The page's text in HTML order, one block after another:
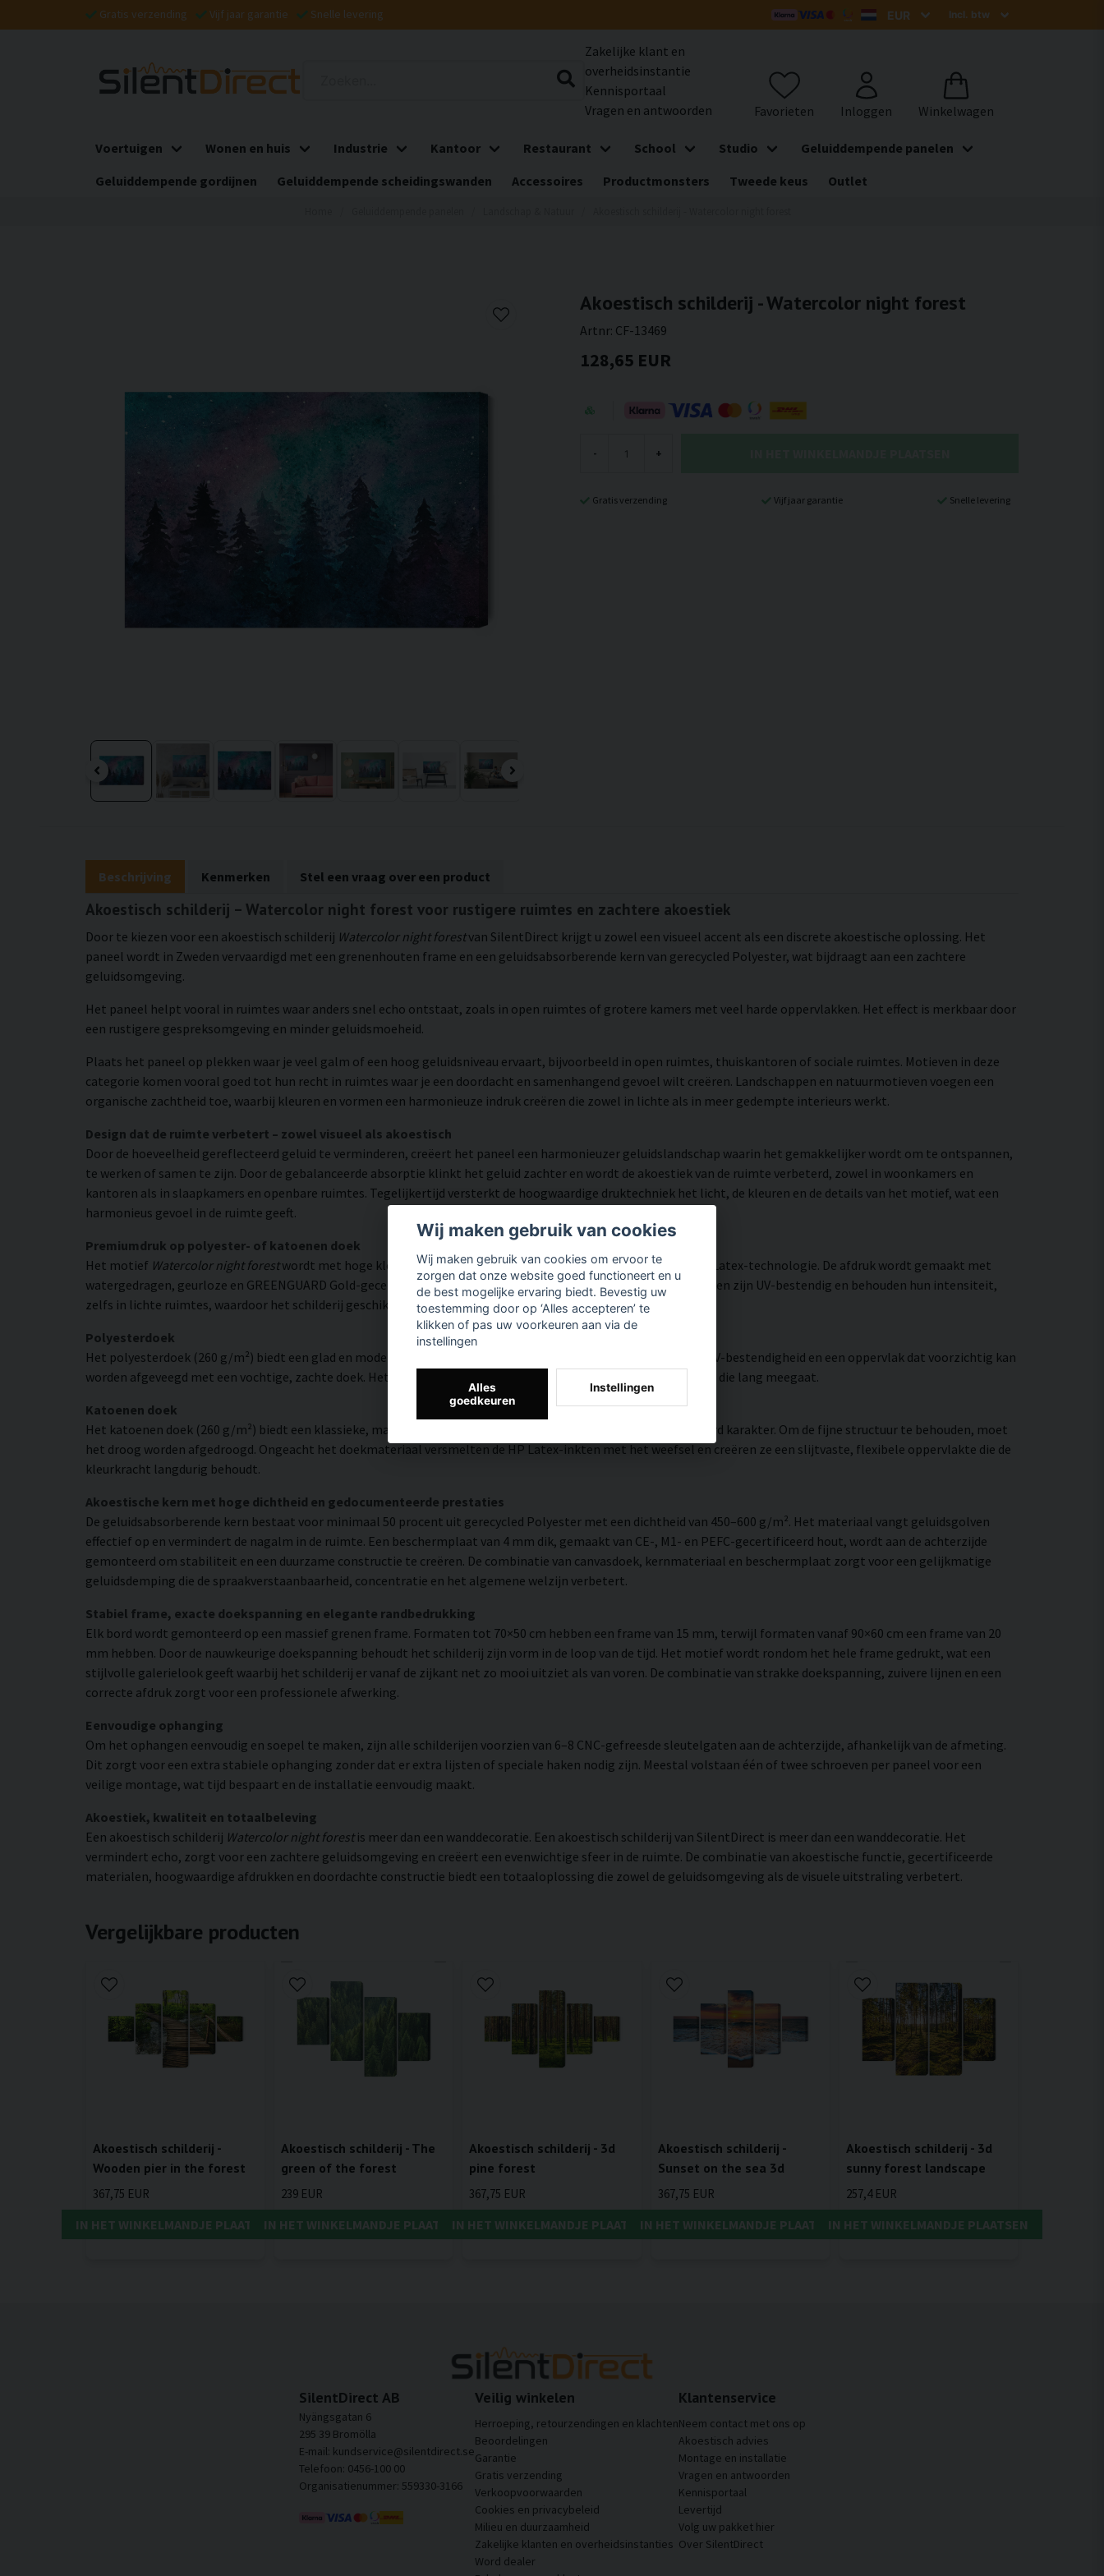
Gratis verzending Vijf jaar garantie Snelle levering
Zakelijke klant en
overheidsinstantie
Kennisportaal
Vragen en antwoorden
Voertuigen Wonen en huis Industrie Kantoor Restaurant School Studio
Geluiddempende panelen
Geluiddempende gordijnen
Geluiddempende scheidingswanden Accessoires Productmonsters Tweede keus Outlet
Akoestisch schilderij - Watercolor night forest
Artnr: CF-13469
128,65 EUR
- +
Gratis verzending Vijf jaar garantie Snelle levering
Beschrijving Kenmerken Stel een vraag over een product
Akoestisch schilderij – Watercolor night forest voor rustigere ruimtes en zachtere akoestiek
Door te kiezen voor een akoestisch schilderij Watercolor night forestvan SilentDirect krijgt u zowel een visueel accent als een discrete akoestische oplossing. Het
paneel wordt in Zweden vervaardigd met een grenenhouten frame en een geluidsabsorberende kern van gerecycled Polyester, wat bijdraagt aan een zachtere
geluidsomgeving.
Het paneel helpt vooral in ruimtes waar anders snel echo ontstaat, zoals in open ruimtes of grotere kamers met veel harde oppervlakken. Het effect is merkbaar door
een rustigere gespreksomgeving en minder geluidsmoeheid.
Plaats het paneel op plekken waar je veel galm of een hoog geluidsniveau ervaart, bijvoorbeeld in open ruimtes, thuiskantoren of sociale ruimtes. Motieven in deze
categorie komen vooral goed tot hun recht in ruimtes waar je een doordacht en samenhangend gevoel wilt creëren. Landschappen en natuurmotieven voegen een
organische zachtheid toe, waarbij kleuren en vormen een harmonieuze indruk creëren die zowel in lichte als in meer gedempte interieurs werkt.
Design dat de ruimte verbetert – zowel visueel als akoestisch
Door de hoeveelheid gereflecteerd geluid te verminderen, creëert het paneel een harmonieuzer geluidslandschap waarin het gemakkelijker wordt om te ontspannen,
te werken of samen te zijn. Door de gebalanceerde absorptie klinkt het geluid zachter en wordt de akoestiek van de ruimte verbeterd, zowel in woonkamers en
kantoren als in slaapkamers en openbare ruimtes. Tegelijkertijd versterkt de hoogwaardige druktechniek het licht, de kleuren en de details van het motief, wat een
harmonieus gevoel in de ruimte geeft.
Premiumdruk op polyester- of katoenen doek
Het motief Watercolor night forestwordt met hoge kleurnauwkeurigheid en veel detail weergegeven dankzij HP Latex-technologie. De afdruk wordt gemaakt met
watergedragen, geurloze en GREENGUARD Gold-gecertificeerde inkt die een resolutie tot 300 DPI biedt. De kleuren zijn UV-bestendig en behouden hun intensiteit,
zelfs in lichte ruimtes, waardoor het schilderij geschikt is voor zowel thuis als in openbare ruimtes.
Polyesterdoek
Het polyesterdoek (260 g/m²) biedt een glad en modern oppervlak met hoge kleurnauwkeurigheid, zeer goede UV-bestendigheid en een oppervlak dat voorzichtig kan
worden afgeveegd met een vochtige, zachte doek. Het resultaat is een moderne, heldere en kleurrijke uitstraling die lang meegaat.
Katoenen doek
Het katoenen doek (260 g/m²) biedt een klassieke, matte textuur met natuurlijke warmte en een handgeschilderd karakter. Om de fijne structuur te behouden, moet
het droog worden afgedroogd. Ongeacht het doekmateriaal versmelten de HP Latex-inkten met het weefsel en creëren ze een slijtvaste, flexibele oppervlakte die de
kleurkracht langdurig behoudt.
Akoestische kern met hoge dichtheid en gedocumenteerde prestaties
De geluidsabsorberende kern bestaat voor minimaal 50 procent uit gerecycled Polyester met een dichtheid van 450–600 g/m². Het materiaal vangt geluidsgolven
effectief op en vermindert de nagalm in de ruimte. Een beschermplaat van 4 mm dik, gemaakt van CE-, M1- en PEFC-gecertificeerd hout, wordt aan de achterzijde
gemonteerd om stabiliteit en een duurzame constructie te creëren. De combinatie van canvasdoek, kernmateriaal en beschermplaat zorgt voor een gelijkmatige
geluidsdemping die de spraakverstaanbaarheid, concentratie en het algemene welzijn verbetert.
Stabiel frame, exacte doekspanning en elegante randbedrukking
Elk bord wordt gemonteerd op een massief grenen frame. Formaten tot 70×50 cm hebben een frame van 15 mm, terwijl formaten vanaf 90×60 cm een frame van 20
mm hebben. Door de nauwkeurige doekspanning behoudt het schilderij zijn vorm in de loop van de tijd. Het motief wordt rondom het hele frame gedrukt, wat een
stijlvolle galerielook geeft waarbij het schilderij er vanaf de zijkant net zo mooi uitziet als van voren. De combinatie van strakke doekspanning, zuivere lijnen en een
correcte afdruk zorgt voor een professionele afwerking.
Eenvoudige ophanging
Om het ophangen eenvoudig en soepel te maken, zijn alle schilderijen voorzien van 6–8 CNC-gefreesde sleutelgaten aan de achterzijde, afhankelijk van de afmeting.
Dit zorgt voor een extra stabiele ophanging zonder dat er extra lijsten of speciale haken nodig zijn. Meestal volstaan één of twee schroeven per paneel voor een
veilige montage, wat tijd bespaart en de installatie eenvoudig maakt.
Akoestiek, kwaliteit en totaalbeleving
Een akoestisch schilderij Watercolor night forestis meer dan een wanddecoratie. Een akoestisch schilderij van SilentDirect is meer dan een wanddecoratie. Het
vermindert echo, zorgt voor een zachtere geluidsomgeving en creëert een evenwichtige sfeer in de ruimte. De combinatie van akoestische functie, gecertificeerde
materialen, hoogwaardige afdrukken en doordachte constructie biedt een totaaloplossing die zowel de geluidsomgeving als de visuele uitstraling verbetert.
Vergelijkbare producten
Akoestisch schilderij -
Wooden pier in the forest
367,75 EUR
IN HET WINKELMANDJE PLAATSEN
Akoestisch schilderij - The
green of the forest
239 EUR
IN HET WINKELMANDJE PLAATSEN
Akoestisch schilderij - 3d
pine forest
367,75 EUR
IN HET WINKELMANDJE PLAATSEN
Akoestisch schilderij -
Sunset on the sea 3d
367,75 EUR
IN HET WINKELMANDJE PLAATSEN
Akoestisch schilderij - 3d
sunny forest landscape
257,4 EUR
IN HET WINKELMANDJE PLAATSEN
SilentDirect AB
Nyängsgatan 6
295 39 Bromölla
E-mail: kundservice@silentdirect.se
Telefoon: 0456-100 00
Organisatienummer: 559330-3166
Veilig winkelen
Herroeping, retourzendingen en klachten
Beoordelingen
Garantie
Gratis verzending
Verkoopvoorwaarden
Cookies en privacybeleid
Milieu en duurzaamheid
Zakelijke klanten en overheidsinstanties
Word dealer
Klantenservice
Neem contact met ons op
Akoestisch advies
Montage en installatie
Vragen en antwoorden
Kennisportaal
Levertijd
Volg uw pakket hier
Over SilentDirect
Wij maken gebruik van cookies
Wij maken gebruik van cookies om ervoor te
zorgen dat onze website goed functioneert en u
de best mogelijke ervaring biedt. Bevestig uw
toestemming door op ‘Alles accepteren’ te
klikken of pas uw voorkeuren aan via de
instellingen
Alles
goedkeuren
Instellingen